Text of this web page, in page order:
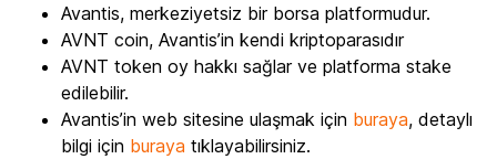
Avantis, merkeziyetsiz bir borsa platformudur.
AVNT coin, Avantis’in kendi kriptoparasıdır
AVNT token oy hakkı sağlar ve platforma stake
edilebilir.
Avantis’in web sitesine ulaşmak için buraya, detaylı
bilgi için buraya tıklayabilirsiniz.